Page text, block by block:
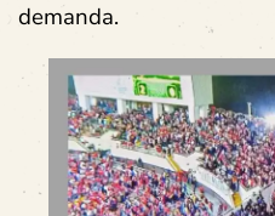
demanda.